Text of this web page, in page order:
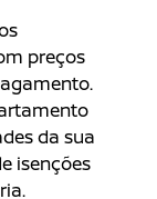
preços
da sua
isenções